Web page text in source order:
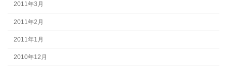
2011年3月
2011年2月
2011年1月
2010年12月